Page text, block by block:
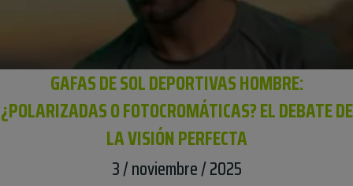
GAFAS DE SOL DEPORTIVAS HOMBRE:
¿POLARIZADAS O FOTOCROMÁTICAS? EL DEBATE DE
LA VISIÓN PERFECTA
3 / noviembre / 2025